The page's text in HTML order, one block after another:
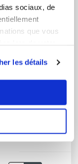
sociaux, de
que vous
les détails